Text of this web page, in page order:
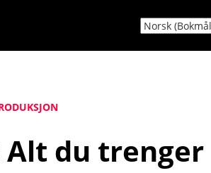
du trenger